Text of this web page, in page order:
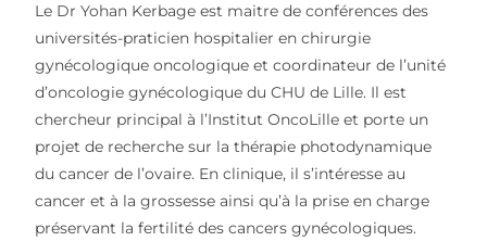
Le Dr Yohan Kerbage est maitre de conférences des
universités-praticien hospitalier en chirurgie
gynécologique oncologique et coordinateur de l’unité
d’oncologie gynécologique du CHU de Lille. Il est
chercheur principal à l’Institut OncoLille et porte un
projet de recherche sur la thérapie photodynamique
du cancer de l’ovaire. En clinique, il s’intéresse au
cancer et à la grossesse ainsi qu’à la prise en charge
préservant la fertilité des cancers gynécologiques.